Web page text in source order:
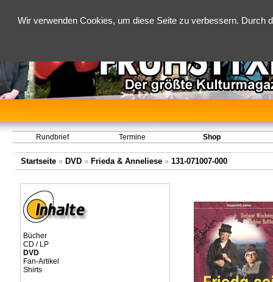
Wir verwenden Cookies, um diese Seite zu verbessern.
Rundbrief Termine Shop
Startseite» DVD» Frieda & Anneliese» 131-071007-000
Bücher
CD / LP
DVD
Fan-Artikel
Shirts